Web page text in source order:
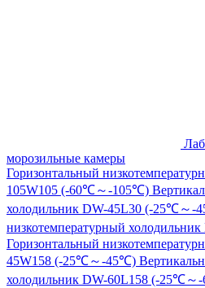
морозильные камеры
Горизонтальный
105W105 (-60℃～-105℃)
холодильник DW-45L30 (-25℃～-
низкотемпературный
Горизонтальный
45W158 (-25℃～-45℃)
холодильник DW-60L158 (-25℃